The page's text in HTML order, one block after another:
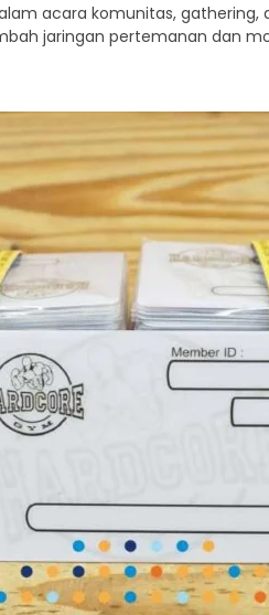
acara komunitas,
jaringan pertemanan dan